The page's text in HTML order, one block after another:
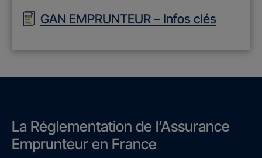
GAN EMPRUNTEUR – Infos clés
La Réglementation de l’Assurance
Emprunteur en France